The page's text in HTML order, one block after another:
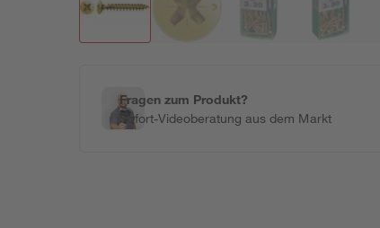
Fragen zum Produkt?
Sofort-Videoberatung aus dem Markt